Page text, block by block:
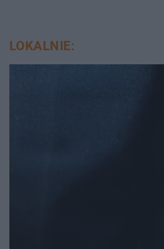
LOKALNIE: